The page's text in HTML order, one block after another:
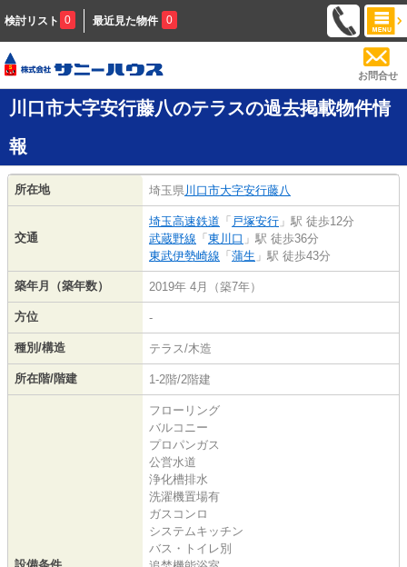
検討リスト 0 最近見た物件 0
お問合せ
川口市大字安行藤八のテラスの過去掲載物件情
報
所在地 埼玉県 川口市大字安行藤八
交通
埼玉高速鉄道 「 戸塚安行 」駅 徒歩12分
武蔵野線 「 東川口 」駅 徒歩36分
東武伊勢崎線 「 蒲生 」駅 徒歩43分
築年月（築年数） 2019年 4月（築7年）
方位 -
種別/構造 テラス/木造
所在階/階建 1-2階/2階建
フローリング
バルコニー
プロパンガス
公営水道
浄化槽排水
洗濯機置場有
ガスコンロ
システムキッチン
バス・トイレ別